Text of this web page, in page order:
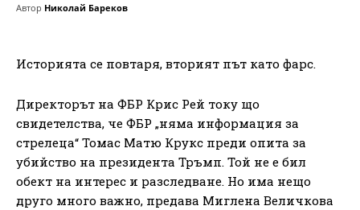
Автор Николай Бареков
Историята се повтаря, вторият път като фарс.
Директорът на ФБР Крис Рей току що
свидетелства, че ФБР „няма информация за
стрелеца“ Томас Матю Крукс преди опита за
убийство на президента Тръмп. Той не е бил
обект на интерес и разследване. Но има нещо
друго много важно, предава Миглена Величкова